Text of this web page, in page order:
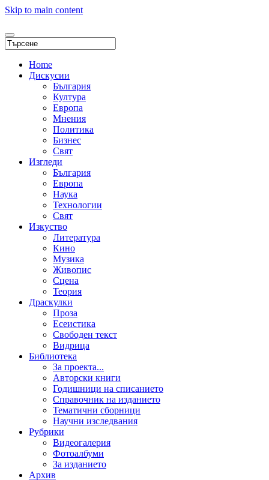
Skip to main content
Home
Дискусии
България
Култура
Европа
Мнения
Политика
Бизнес
Свят
Изгледи
България
Европа
Наука
Технологии
Свят
Изкуство
Литература
Кино
Музика
Живопис
Сцена
Теория
Драскулки
Проза
Есеистика
Свободен текст
Видрица
Библиотека
За проекта...
Авторски книги
Годишници на списанието
Справочник на изданието
Тематични сборници
Научни изследвания
Рубрики
Видеогалерия
Фотоалбуми
За изданието
Архив